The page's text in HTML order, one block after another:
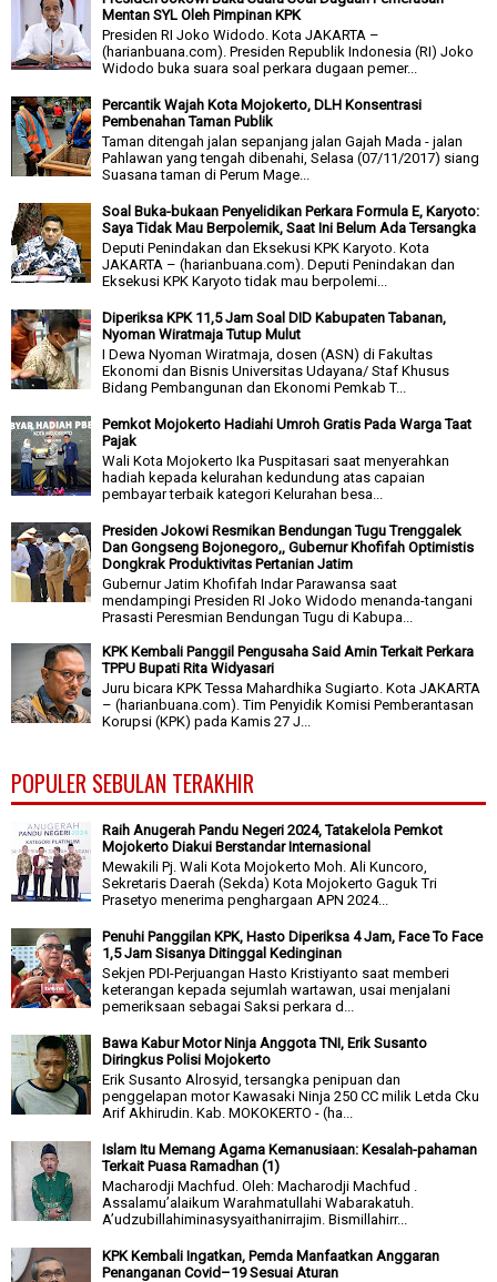
Mentan SYL Oleh Pimpinan KPK
Presiden RI Joko Widodo. Kota JAKARTA –
(harianbuana.com). Presiden Republik Indonesia (RI) Joko
Widodo buka suara soal perkara dugaan pemer...
Percantik Wajah Kota Mojokerto, DLH Konsentrasi
Pembenahan Taman Publik
Taman ditengah jalan sepanjang jalan Gajah Mada - jalan
Pahlawan yang tengah dibenahi, Selasa (07/11/2017) siang
Suasana taman di Perum Mage...
Soal Buka-bukaan Penyelidikan Perkara Formula E, Karyoto:
Saya Tidak Mau Berpolemik, Saat Ini Belum Ada Tersangka
Deputi Penindakan dan Eksekusi KPK Karyoto. Kota
JAKARTA – (harianbuana.com). Deputi Penindakan dan
Eksekusi KPK Karyoto tidak mau berpolemi...
Diperiksa KPK 11,5 Jam Soal DID Kabupaten Tabanan,
Nyoman Wiratmaja Tutup Mulut
I Dewa Nyoman Wiratmaja, dosen (ASN) di Fakultas
Ekonomi dan Bisnis Universitas Udayana/ Staf Khusus
Bidang Pembangunan dan Ekonomi Pemkab T...
Pemkot Mojokerto Hadiahi Umroh Gratis Pada Warga Taat
Pajak
Wali Kota Mojokerto Ika Puspitasari saat menyerahkan
hadiah kepada kelurahan kedundung atas capaian
pembayar terbaik kategori Kelurahan besa...
Presiden Jokowi Resmikan Bendungan Tugu Trenggalek
Dan Gongseng Bojonegoro,, Gubernur Khofifah Optimistis
Dongkrak Produktivitas Pertanian Jatim
Gubernur Jatim Khofifah Indar Parawansa saat
mendampingi Presiden RI Joko Widodo menanda-tangani
Prasasti Peresmian Bendungan Tugu di Kabupa...
KPK Kembali Panggil Pengusaha Said Amin Terkait Perkara
TPPU Bupati Rita Widyasari
Juru bicara KPK Tessa Mahardhika Sugiarto. Kota JAKARTA
– (harianbuana.com). Tim Penyidik Komisi Pemberantasan
Korupsi (KPK) pada Kamis 27 J...
POPULER SEBULAN TERAKHIR
Raih Anugerah Pandu Negeri 2024, Tatakelola Pemkot
Mojokerto Diakui Berstandar Internasional
Mewakili Pj. Wali Kota Mojokerto Moh. Ali Kuncoro,
Sekretaris Daerah (Sekda) Kota Mojokerto Gaguk Tri
Prasetyo menerima penghargaan APN 2024...
Penuhi Panggilan KPK, Hasto Diperiksa 4 Jam, Face To Face
1,5 Jam Sisanya Ditinggal Kedinginan
Sekjen PDI-Perjuangan Hasto Kristiyanto saat memberi
keterangan kepada sejumlah wartawan, usai menjalani
pemeriksaan sebagai Saksi perkara d...
Bawa Kabur Motor Ninja Anggota TNI, Erik Susanto
Diringkus Polisi Mojokerto
Erik Susanto Alrosyid, tersangka penipuan dan
penggelapan motor Kawasaki Ninja 250 CC milik Letda Cku
Arif Akhirudin. Kab. MOKOKERTO - (ha...
Islam Itu Memang Agama Kemanusiaan: Kesalah-pahaman
Terkait Puasa Ramadhan (1)
Macharodji Machfud. Oleh: Macharodji Machfud .
Assalamu’alaikum Warahmatullahi Wabarakatuh.
A’udzubillahiminasysyaithanirrajim. Bismillahirr...
KPK Kembali Ingatkan, Pemda Manfaatkan Anggaran
Penanganan Covid–19 Sesuai Aturan